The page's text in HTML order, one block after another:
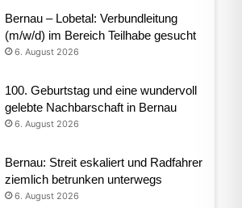
Bernau – Lobetal: Verbundleitung
(m/w/d) im Bereich Teilhabe gesucht
6. August 2026
100. Geburtstag und eine wundervoll
gelebte Nachbarschaft in Bernau
6. August 2026
Bernau: Streit eskaliert und Radfahrer
ziemlich betrunken unterwegs
6. August 2026